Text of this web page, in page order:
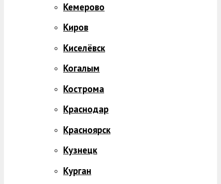
Кемерово
Киров
Киселёвск
Когалым
Кострома
Краснодар
Красноярск
Кузнецк
Курган